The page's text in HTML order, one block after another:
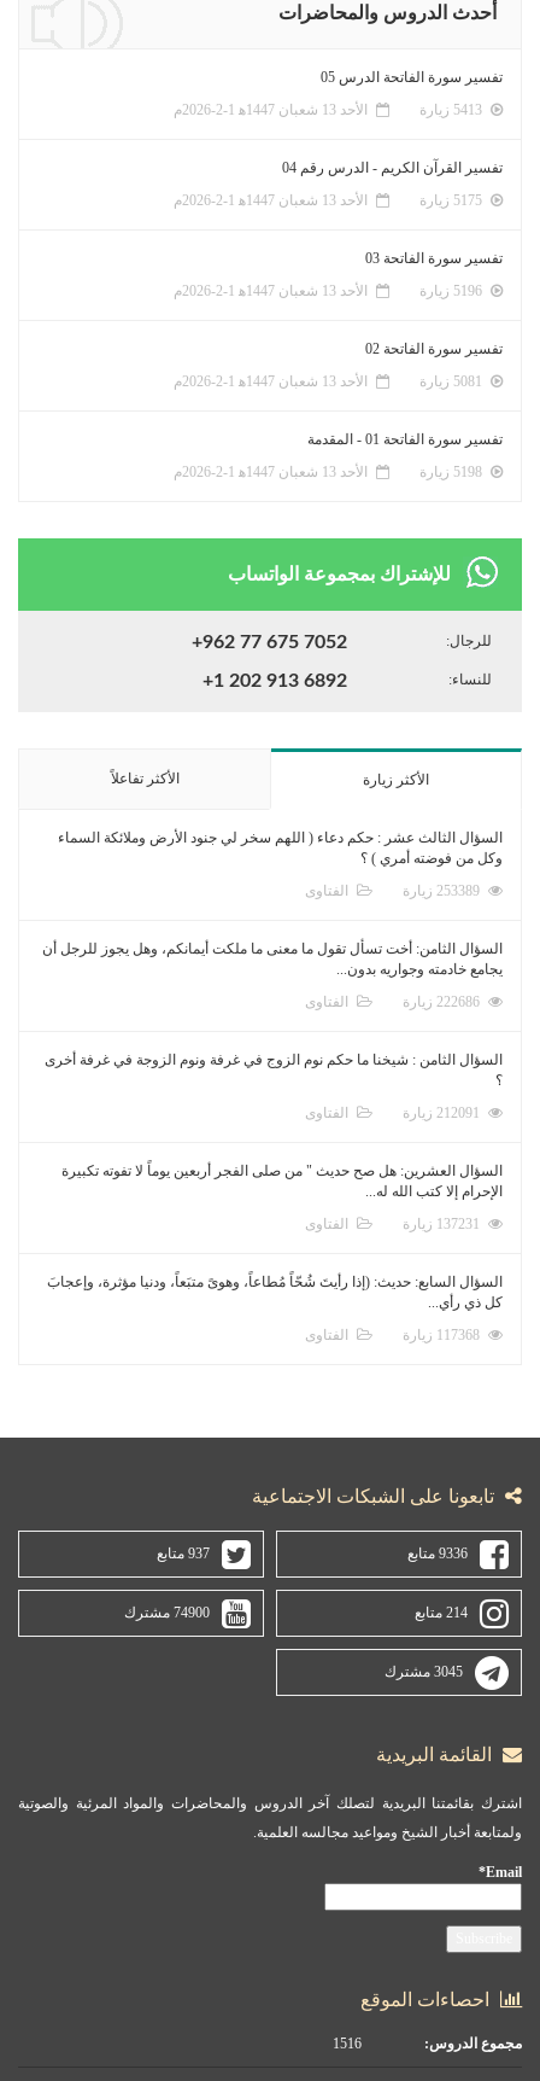
أحدث الدروس والمحاضرات
تفسير سورة الفاتحة الدرس 05
الأحد 13 شعبان 1447ﻫ 1-2-2026م
تفسير القرآن الكريم - الدرس رقم 04
الأحد 13 شعبان 1447ﻫ 1-2-2026م
تفسير سورة الفاتحة 03
الأحد 13 شعبان 1447ﻫ 1-2-2026م
تفسير سورة الفاتحة 02
الأحد 13 شعبان 1447ﻫ 1-2-2026م
تفسير سورة الفاتحة 01 - المقدمة
الأحد 13 شعبان 1447ﻫ 1-2-2026م
للإشتراك بمجموعة الواتساب
للرجال: +962 77 675 7052
للنساء: +1 202 913 6892
الأكثر زيارة الأكثر تفاعلاً
السؤال الثالث عشر : حكم دعاء ( اللهم سخر لي جنود الأرض وملائكة السماء
وكل من فوضته أمري ) ؟
الفتاوى
السؤال الثامن: أخت تسأل تقول ما معنى ما ملكت أيمانكم، وهل يجوز للرجل أن
يجامع خادمته وجواريه بدون...
الفتاوى
السؤال الثامن : شيخنا ما حكم نوم الزوج في غرفة ونوم الزوجة في غرفة أخرى
؟
الفتاوى
السؤال العشرين: هل صح حديث " من صلى الفجر أربعين يوماً لا تفوته تكبيرة
الإحرام إلا كتب الله له...
الفتاوى
السؤال السابع: حديث: (إذا رأيتَ شُحّاً مُطاعاً، وهوىً متبَعاً، ودنيا مؤثرة، وإعجابَ
كل ذي رأي...
الفتاوى
تابعونا على الشبكات الاجتماعية
9336 متابع 937 متابع
214 متابع 74900 مشترك
3045 مشترك
القائمة البريدية
اشترك بقائمتنا البريدية لتصلك آخر الدروس والمحاضرات والمواد المرئية والصوتية
ولمتابعة أخبار الشيخ ومواعيد مجالسه العلمية.
Email*
احصاءات الموقع
مجموع الدروس: